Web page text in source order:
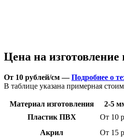
Цена на
От 10 рублей/см —Подробнее о
В таблице указана примерная
Материал изготовления 2-5
Пластик ПВХ
От 10
Акрил
От 15